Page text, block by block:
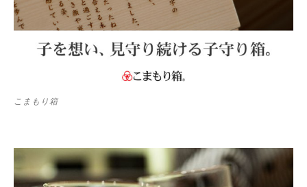
こまもり箱